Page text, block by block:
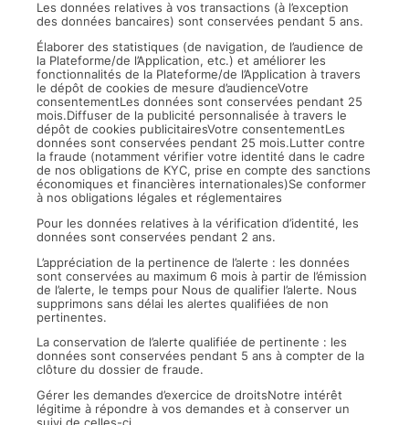
Les données relatives à vos transactions (à l’exception
des données bancaires) sont conservées pendant 5 ans.
Élaborer des statistiques (de navigation, de l’audience de
la Plateforme/de l’Application, etc.) et améliorer les
fonctionnalités de la Plateforme/de l’Application à travers
le dépôt de cookies de mesure d’audienceVotre
consentementLes données sont conservées pendant 25
mois.Diffuser de la publicité personnalisée à travers le
dépôt de cookies publicitairesVotre consentementLes
données sont conservées pendant 25 mois.Lutter contre
la fraude (notamment vérifier votre identité dans le cadre
de nos obligations de KYC, prise en compte des sanctions
économiques et financières internationales)Se conformer
à nos obligations légales et réglementaires
Pour les données relatives à la vérification d’identité, les
données sont conservées pendant 2 ans.
L’appréciation de la pertinence de l’alerte : les données
sont conservées au maximum 6 mois à partir de l’émission
de l’alerte, le temps pour Nous de qualifier l’alerte. Nous
supprimons sans délai les alertes qualifiées de non
pertinentes.
La conservation de l’alerte qualifiée de pertinente : les
données sont conservées pendant 5 ans à compter de la
clôture du dossier de fraude.
Gérer les demandes d’exercice de droitsNotre intérêt
légitime à répondre à vos demandes et à conserver un